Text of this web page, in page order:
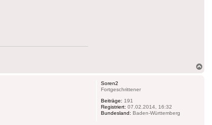
Soren2
Fortgeschrittener
Beiträge: 191
Registriert: 07.02.2014, 16:32
Bundesland: Baden-Württemberg